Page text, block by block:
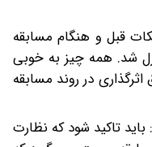
قبل و هنگام مسابقه
شد. همه چیز به خوبی
در روند مسابقه
تاکید شود که نظارت